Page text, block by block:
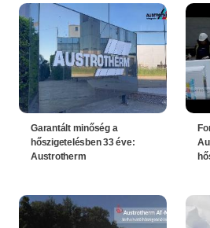
Garantált minőség a
hőszigetelésben 33 éve:
Austrotherm